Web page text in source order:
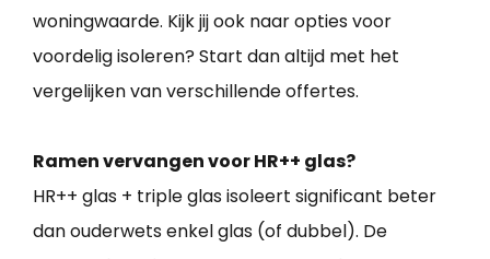
woningwaarde. Kijk jij ook naar opties voor
voordelig isoleren? Start dan altijd met het
vergelijken van verschillende offertes.
Ramen vervangen voor HR++ glas?
HR++ glas + triple glas isoleert significant beter
dan ouderwets enkel glas (of dubbel). De